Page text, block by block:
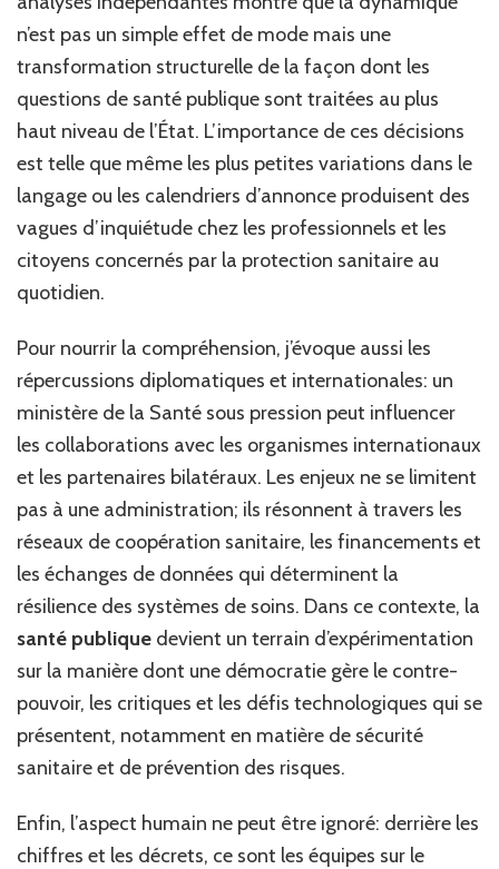
n’est pas un simple effet de mode mais une
transformation structurelle de la façon dont les
questions de santé publique sont traitées au plus
haut niveau de l’État. L’importance de ces décisions
est telle que même les plus petites variations dans le
langage ou les calendriers d’annonce produisent des
vagues d’inquiétude chez les professionnels et les
citoyens concernés par la protection sanitaire au
quotidien.
Pour nourrir la compréhension, j’évoque aussi les
répercussions diplomatiques et internationales: un
ministère de la Santé sous pression peut influencer
les collaborations avec les organismes internationaux
et les partenaires bilatéraux. Les enjeux ne se limitent
pas à une administration; ils résonnent à travers les
réseaux de coopération sanitaire, les financements et
les échanges de données qui déterminent la
résilience des systèmes de soins. Dans ce contexte, la
santé publique devient un terrain d’expérimentation
sur la manière dont une démocratie gère le contre-
pouvoir, les critiques et les défis technologiques qui se
présentent, notamment en matière de sécurité
sanitaire et de prévention des risques.
Enfin, l’aspect humain ne peut être ignoré: derrière les
chiffres et les décrets, ce sont les équipes sur le